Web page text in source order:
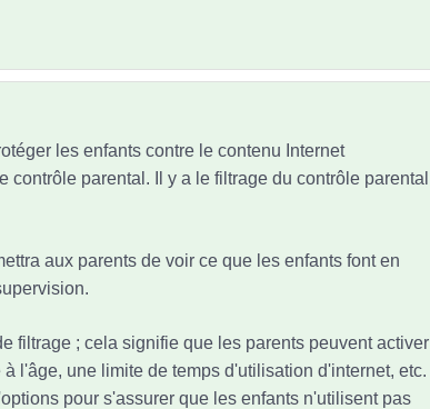
les enfants contre le contenu Internet
parental. Il y a le filtrage du contrôle parental
aux parents de voir ce que les enfants font en
filtrage ; cela signifie que les parents peuvent activer
l'âge, une limite de temps d'utilisation d'internet, etc.
pour s'assurer que les enfants n'utilisent pas